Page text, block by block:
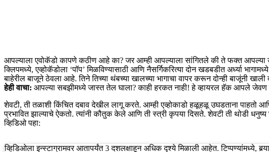
आपल्याला एवोकॅडो कापणे कठीण आहे का? जर आम्ही आपल्याला सांगितले की ते फक्त आपल्या
क्लिपमध्ये, एव्होकॅडोला ‘पॉप’ मिळविण्यासाठी आणि नैसर्गिकरित्या दोन खडबडीत अर्ध्या
बाहेरील बाजूने ठेवला आहे. तिने तिच्या थंबच्या खालच्या भागाचा वापर करून दोन्ही बाजूंनी
हेही वाचा: आपल्या सबझीमध्ये जास्त तेल घाला? काही हरकत नाही! हे व्हायरल हॅक आपले जेवण
शेवटी, ती तळाशी किंचित दबाव देखील लागू करते. आम्ही एव्होकाडो हळूहळू उघडताना पाहतो
प्रभावित झाल्याचे ऐकतो. त्यांनी कौतुक केले आणि ती स्त्री कृपया दिसते. शेवटी ती थोडी धनुष्य
व्हिडिओ पहा:
व्हिडिओला इन्स्टाग्रामवर आतापर्यंत 3 दशलक्षाहून अधिक दृश्ये मिळाली आहेत. टिप्पण्यांमध्ये,